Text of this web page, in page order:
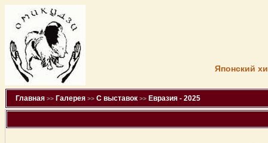
Японский
Главная >> Галерея >> С выставок >> Евразия - 2025